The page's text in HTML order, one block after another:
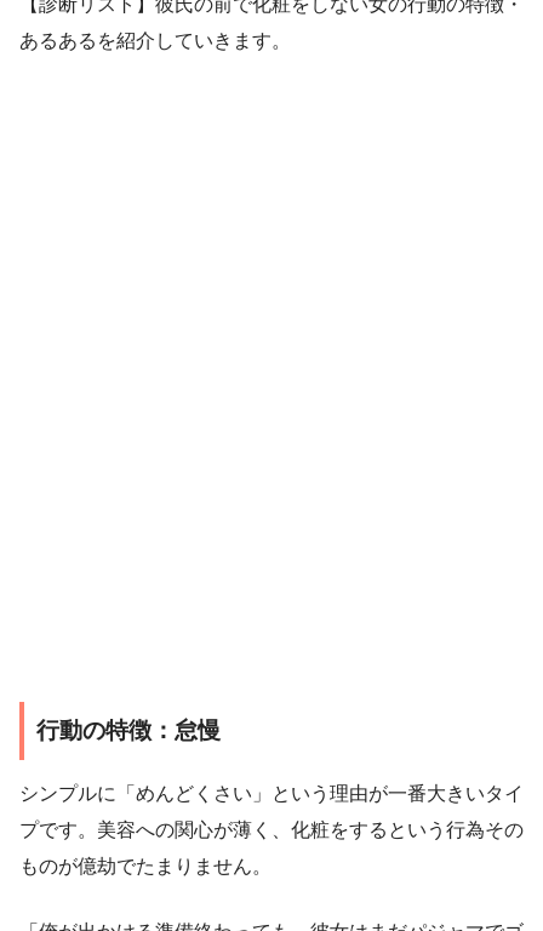
【診断リスト】彼氏の前で化粧をしない女の行動の特徴・
あるあるを紹介していきます。
行動の特徴：怠慢
シンプルに「めんどくさい」という理由が一番大きいタイ
プです。美容への関心が薄く、化粧をするという行為その
ものが億劫でたまりません。